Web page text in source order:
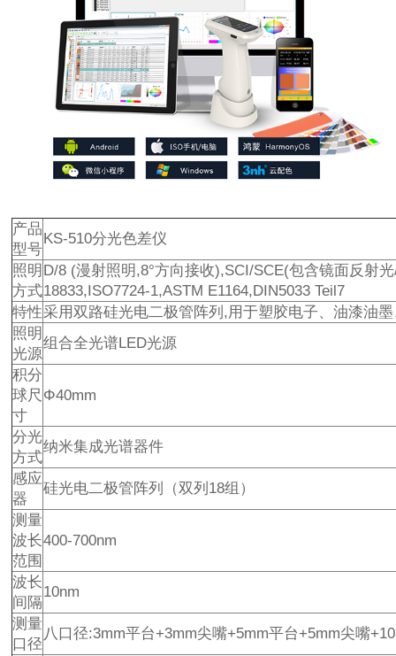
产品
型号
KS-510分光色差仪
照明
方式
D/8 (漫射照明,8°方向接收),SCI/SCE(包含镜面反射
18833,ISO7724-1,ASTM E1164,DIN5033 Teil7
特性采用双路硅光电二极管阵列,用于塑胶电子、油漆油
照明
光源
组合全光谱LED光源
积分
球尺
寸
Φ40mm
分光
方式
纳米集成光谱器件
感应
器
硅光电二极管阵列（双列18组）
测量
波长
范围
400-700nm
波长
间隔
10nm
测量
口径
八口径:3mm平台+3mm尖嘴+5mm平台+5mm尖嘴